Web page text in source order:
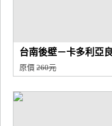
台南後壁－卡多利亞
原價260元